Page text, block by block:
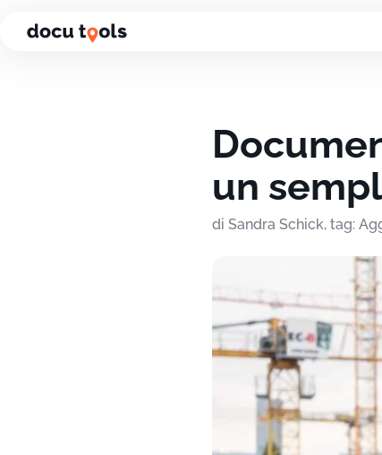
un
di Sandra Schick, tag: